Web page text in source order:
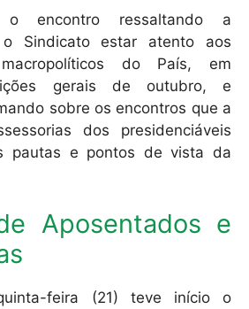
o encontro ressaltando a
Sindicato estar atento aos
macropolíticos do País, em
gerais de outubro, e
sobre os encontros que a
dos presidenciáveis
pautas e pontos de vista da
Aposentados e
feira (21) teve início o